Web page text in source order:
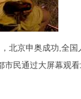
北京申奥成功,全国
市民通过大屏幕观